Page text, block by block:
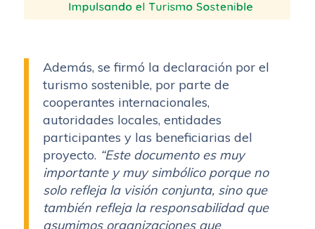
Además, se firmó la declaración por el
turismo sostenible, por parte de
cooperantes internacionales,
autoridades locales, entidades
participantes y las beneficiarias del
proyecto. “Este documento es muy
importante y muy simbólico porque no
solo refleja la visión conjunta, sino que
también refleja la responsabilidad que
asumimos organizaciones que